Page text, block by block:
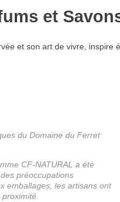
et
et son art de vivre,
du Domaine du Ferret
CF-NATURAL a été
préoccupations
emballages, les artisans ont